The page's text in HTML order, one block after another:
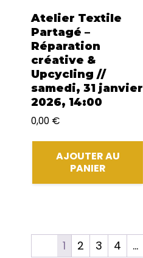
Atelier Textile
Partagé –
Réparation
créative &
Upcycling //
samedi, 31 janvier
2026, 14:00
0,00 €
AJOUTER AU
PANIER
1 2 3 4 …